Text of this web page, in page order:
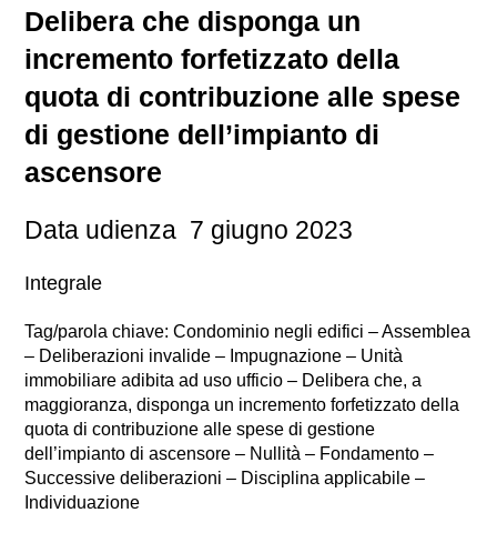
Delibera che disponga un
incremento forfetizzato della
quota di contribuzione alle spese
di gestione dell’impianto di
ascensore
Data udienza 7 giugno 2023
Integrale
Tag/parola chiave: Condominio negli edifici – Assemblea
– Deliberazioni invalide – Impugnazione – Unità
immobiliare adibita ad uso ufficio – Delibera che, a
maggioranza, disponga un incremento forfetizzato della
quota di contribuzione alle spese di gestione
dell’impianto di ascensore – Nullità – Fondamento –
Successive deliberazioni – Disciplina applicabile –
Individuazione